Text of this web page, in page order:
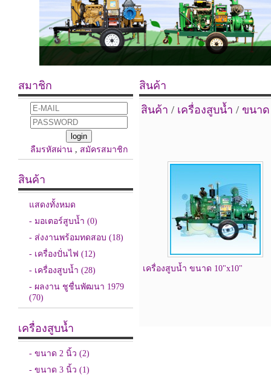
สมาชิก
ลืมรหัสผ่าน , สมัครสมาชิก
สินค้า
แสดงทั้งหมด
- มอเตอร์สูบน้ำ (0)
- ส่งงานพร้อมทดสอบ (18)
- เครื่องปั่นไฟ (12)
- เครื่องสูบน้ำ (28)
- ผลงาน ชูชื่นพัฒนา 1979
(70)
เครื่องสูบน้ำ
- ขนาด 2 นิ้ว (2)
- ขนาด 3 นิ้ว (1)
สินค้า
สินค้า / เครื่องสูบน้ำ / ขนาด
เครื่องสูบน้ำ ขนาด 10"x10"